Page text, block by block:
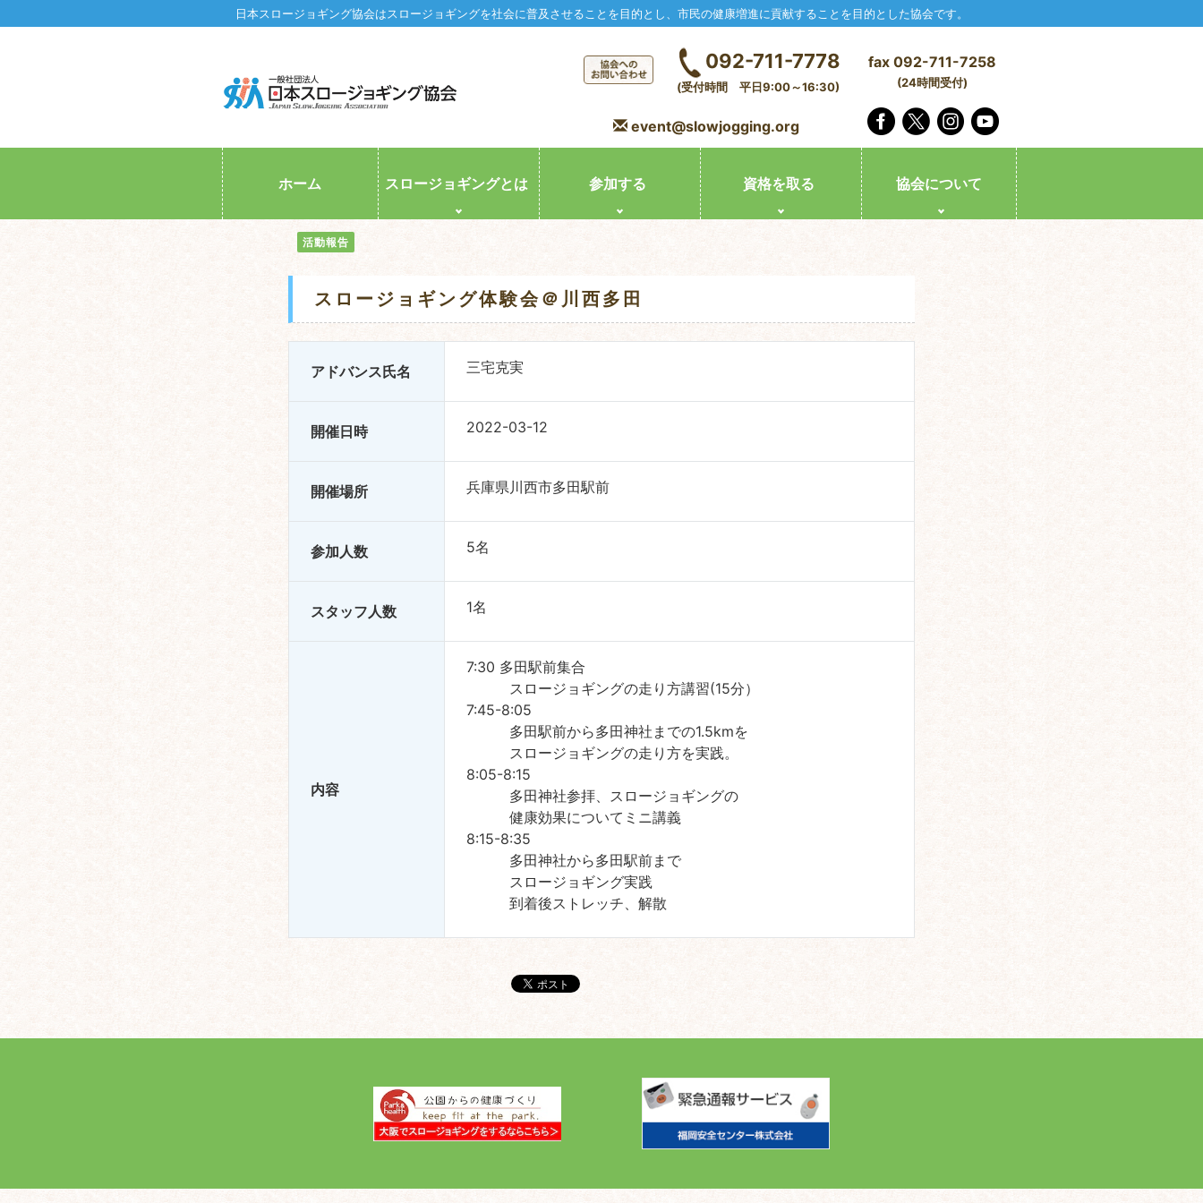
日本スロージョギング協会はスロージョギングを社会に普及させることを目的とし、市民の健康増進に貢献することを目的とした協会です。
092-711-7778
(受付時間 平日9:00～16:30)
fax 092-711-7258
(24時間受付)
event@slowjogging.org
ホーム スロージョギングとは 参加する 資格を取る 協会について
活動報告
スロージョギング体験会＠川西多田
アドバンス氏名 三宅克実
開催日時 2022-03-12
開催場所 兵庫県川西市多田駅前
参加人数 5名
スタッフ人数 1名
内容
7:30 多田駅前集合
スロージョギングの走り方講習(15分）
7:45-8:05
多田駅前から多田神社までの1.5kmを
スロージョギングの走り方を実践。
8:05-8:15
多田神社参拝、スロージョギングの
健康効果についてミニ講義
8:15-8:35
多田神社から多田駅前まで
スロージョギング実践
到着後ストレッチ、解散